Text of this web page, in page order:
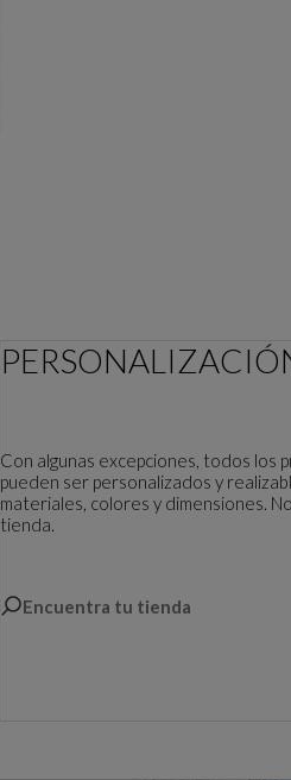
Con algunas excepciones, todos los
pueden ser personalizados y
materiales, colores y dimensiones.
tienda.
Encuentra tu tienda